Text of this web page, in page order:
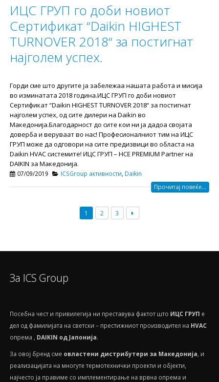
ИЦС ГРУП го доби новиот
Сертификат “Daikin HIGHEST
TURNOVER 2018“ за постигнат
најголем успех.
Горди сме што другите ја забележаа нашата работа и мисија
во изминатата 2018 година.ИЦС ГРУП го доби новиот
Сертификат “Daikin HIGHEST TURNOVER 2018“ за постигнат
најголем успех, од сите дилери на Daikin во
Македонија.Благодарност до сите кои ни ја дадоа својата
доверба и веруваат во нас! Професионалниот тим на ИЦС
ГРУП може да одговори на сите предизвици во областа на
Daikin HVAC системите! ИЦС ГРУП – HCE PREMIUM Partner на
DAIKIN за Македонија.
07/09/2019 ICSGroup активности Daikin
Прочитај повеќе...
1 2 3
За ICS Group
Посебнa чест и привилегија ни преставува фактот што ИЦС ГРУП е
дел од фамилијата на светски – престижниот производител на HVAС
опрема , DAIKIN од Јапонија.
За овој бренд сме овластени дистрибутери за Македонија , и
реализацијата на многуте термотехнички проекти и објекти,
најчесто ја правиме со имплементирање на врвна опрема и